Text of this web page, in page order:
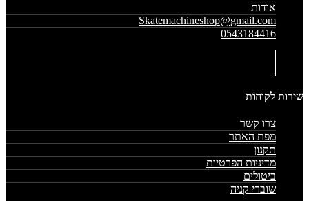
אודות
Skatemachineshop@gmail.com
0543184416
שירות לקוחות
צרו קשר
מפת האתר
תקנון
מדיניות הפרטיות
ביטולים
שוברי קניה